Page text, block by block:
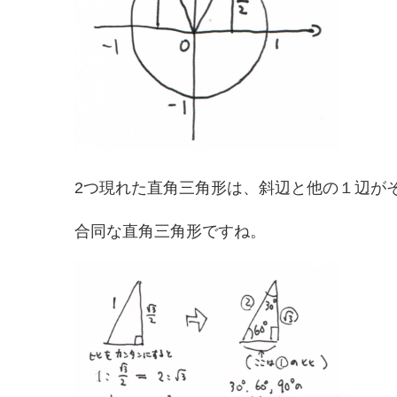
2つ現れた直角三角形は、斜辺と他の１辺が
合同な直角三角形ですね。